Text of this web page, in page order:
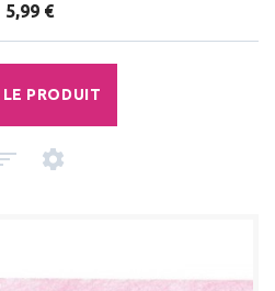
5,99 €
PRODUIT